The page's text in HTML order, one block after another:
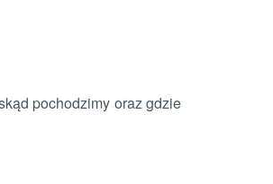
pochodzimy oraz gdzie